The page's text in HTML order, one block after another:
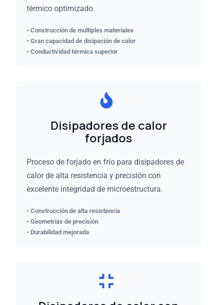
térmico optimizado.
• Construcción de múltiples materiales
• Gran capacidad de disipación de calor
• Conductividad térmica superior
Disipadores de calor
forjados
Proceso de forjado en frío para disipadores de
calor de alta resistencia y precisión con
excelente integridad de microestructura.
• Construcción de alta resistencia
• Geometrías de precisión
• Durabilidad mejorada